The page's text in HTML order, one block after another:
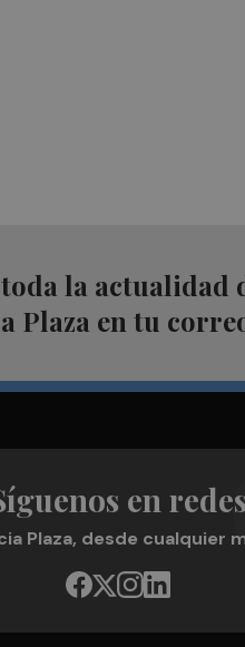
la actualidad
Plaza en tu
en redes
Plaza, desde cualquier